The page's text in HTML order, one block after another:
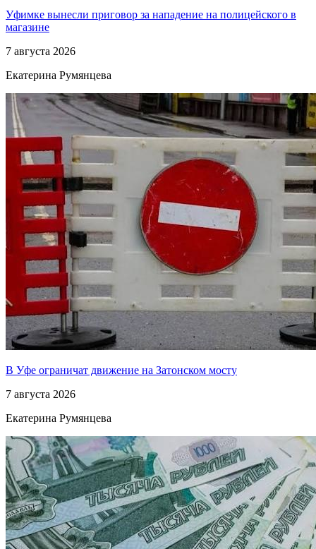
Уфимке вынесли приговор за нападение на полицейского в
магазине
7 августа 2026
Екатерина Румянцева
В Уфе ограничат движение на Затонском мосту
7 августа 2026
Екатерина Румянцева